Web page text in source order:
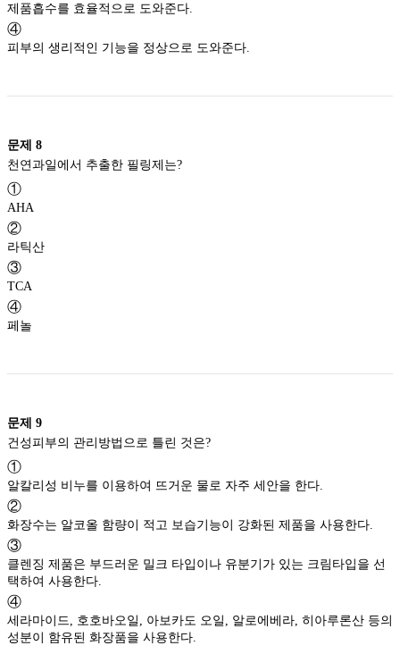
제품흡수를 효율적으로 도와준다.
④
피부의 생리적인 기능을 정상으로 도와준다.
문제 8
①
AHA
②
라틱산
③
TCA
④
페놀
문제 9
①
알칼리성 비누를 이용하여 뜨거운 물로 자주 세안을 한다.
②
화장수는 알코올 함량이 적고 보습기능이 강화된 제품을 사용한다.
③
클렌징 제품은 부드러운 밀크 타입이나 유분기가 있는 크림타입을 선
택하여 사용한다.
④
세라마이드, 호호바오일, 아보카도 오일, 알로에베라, 히아루론산 등의
성분이 함유된 화장품을 사용한다.